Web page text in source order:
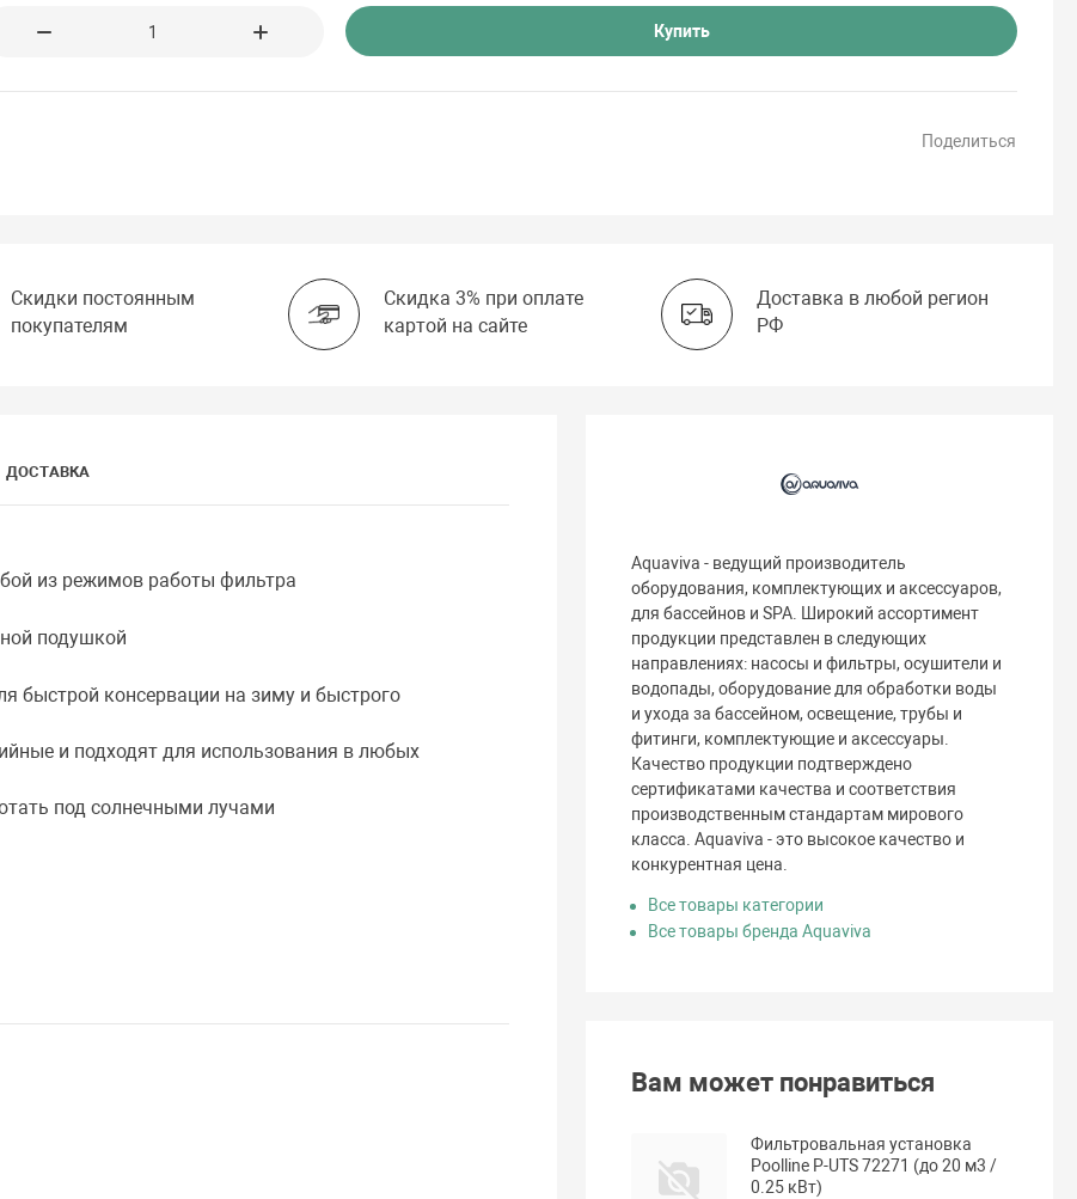
Купить
Поделиться
Скидки постоянным
покупателям
Скидка 3% при оплате
картой на сайте
Доставка в любой регион
РФ
ДОСТАВКА
из режимов работы фильтра
подушкой
быстрой консервации на зиму и быстрого
и подходят для использования в любых
под солнечными лучами
Aquaviva - ведущий производитель
оборудования, комплектующих и аксессуаров,
для бассейнов и SPA. Широкий ассортимент
продукции представлен в следующих
направлениях: насосы и фильтры, осушители и
водопады, оборудование для обработки воды
и ухода за бассейном, освещение, трубы и
фитинги, комплектующие и аксессуары.
Качество продукции подтверждено
сертификатами качества и соответствия
производственным стандартам мирового
класса. Aquaviva - это высокое качество и
конкурентная цена.
Все товары категории
Все товары бренда Aquaviva
Вам может понравиться
Фильтровальная установка
Poolline P-UTS 72271 (до 20 м3 /
0.25 кВт)